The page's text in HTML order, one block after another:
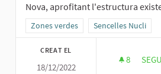
Nova, aprofitant l'estructura
Resultats al filtrar per la categoria:
Zones verdes Resultats al filtrar
Sencelles Nucli
CREAT EL
18/12/2022
8 8